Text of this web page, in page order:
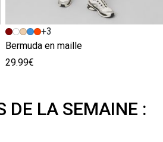
+3
Bermuda en maille
29.99€
DE LA SEMAINE :